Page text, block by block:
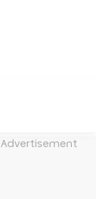
Advertisement